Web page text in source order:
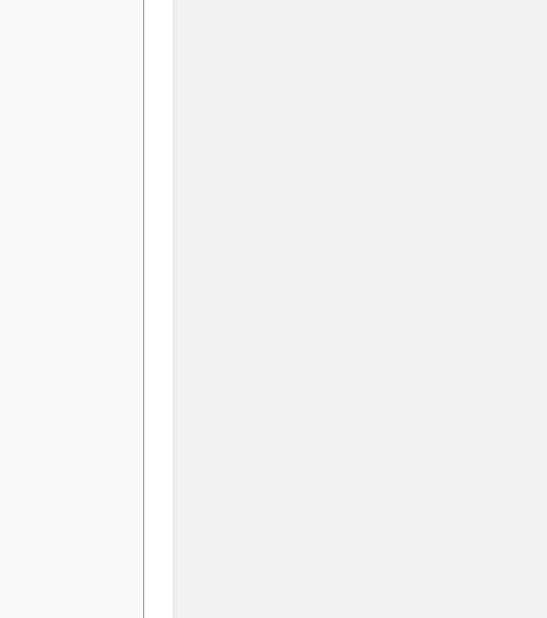
\dfrac{d}{dt} (\boldsymbol{a} + \boldsymbol{b}) &= \dfrac{d}{dt}